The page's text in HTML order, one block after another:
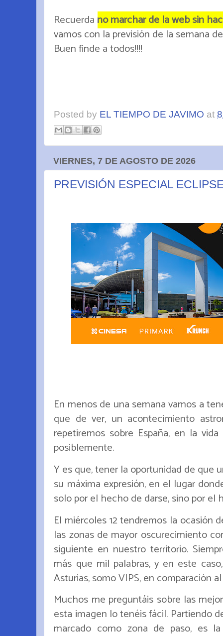
Recuerda no marchar de la web sin
vamos con la previsión de la semana
Buen finde a todos!!!!
Posted by EL TIEMPO DE JAVIMO at
VIERNES, 7 DE AGOSTO DE 2026
PREVISIÓN ESPECIAL
En menos de una semana vamos a
que de ver, un acontecimiento
repetiremos sobre España, en la
posiblemente.
Y es que, tener la oportunidad de que
su máxima expresión, en el lugar
solo por el hecho de darse, sino por el
El miércoles 12 tendremos la ocasión
las zonas de mayor oscurecimiento
siguiente en nuestro territorio.
más que mil palabras, y en este
Asturias, somo VIPS, en comparación
Muchos me preguntáis sobre las
esta imagen lo tenéis fácil. Partiendo
marcado como zona de paso, es